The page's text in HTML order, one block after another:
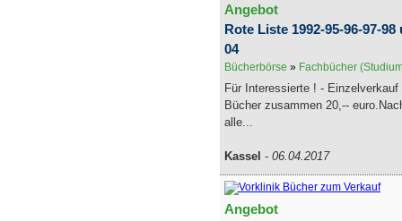
Angebot
Rote Liste 1992-95-96-97-98
04
Bücherbörse » Fachbücher
Für Interessierte ! -
Bücher zusammen 20,--
alle...
Kassel - 06.04.2017
Angebot